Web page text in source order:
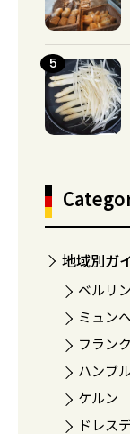
地域別ガ
ベルリン
ミュン
フラン
ハンブ
ケルン
ドレス